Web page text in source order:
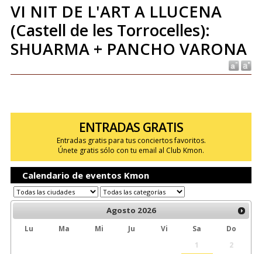
VI NIT DE L'ART A LLUCENA
(Castell de les Torrocelles):
SHUARMA + PANCHO VARONA
ENTRADAS GRATIS
Entradas gratis para tus conciertos favoritos.
Únete gratis sólo con tu email al Club Kmon.
Calendario de eventos Kmon
Agosto 2026
Lu Ma Mi Ju Vi Sa
Do
1
2